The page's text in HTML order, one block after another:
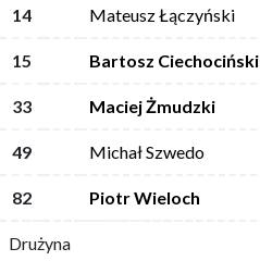
14 Mateusz Łączyński
15 Bartosz Ciechociński
33 Maciej Żmudzki
49 Michał Szwedo
82 Piotr Wieloch
Drużyna
14 Mateusz Łączyński
15 Bartosz Ciechociński
33 Maciej Żmudzki
49 Michał Szwedo
82 Piotr Wieloch
Drużyna